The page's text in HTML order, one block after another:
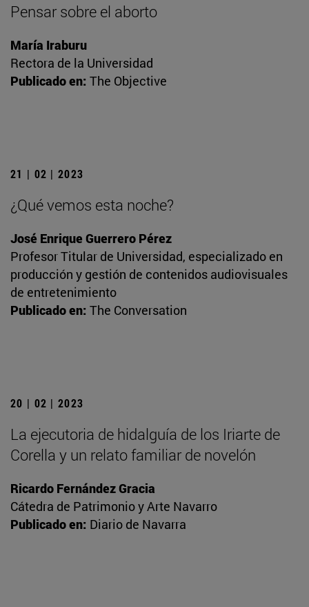
Pensar sobre el aborto
María Iraburu
Rectora de la Universidad
Publicado en: The Objective
21 | 02 | 2023
¿Qué vemos esta noche?
José Enrique Guerrero Pérez
Profesor Titular de Universidad, especializado en
producción y gestión de contenidos audiovisuales
de entretenimiento
Publicado en: The Conversation
20 | 02 | 2023
La ejecutoria de hidalguía de los Iriarte de
Corella y un relato familiar de novelón
Ricardo Fernández Gracia
Cátedra de Patrimonio y Arte Navarro
Publicado en: Diario de Navarra